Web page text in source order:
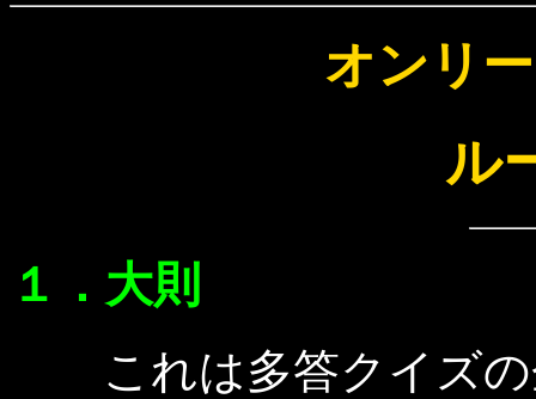
オンリ
ル
１．大則
これは多答クイズの